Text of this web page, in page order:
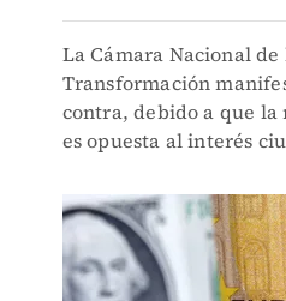
La Cámara Nacional
Transformación
contra, debido a que
es opuesta al interés